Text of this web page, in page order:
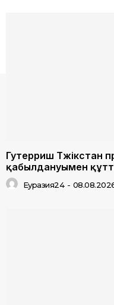
Гутерриш Тәжікстан
қабылдануымен
Еуразия24 -